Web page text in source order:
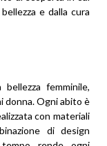
e dalla cura
femminile,
donna. Ogni abito è
con materiali
di design